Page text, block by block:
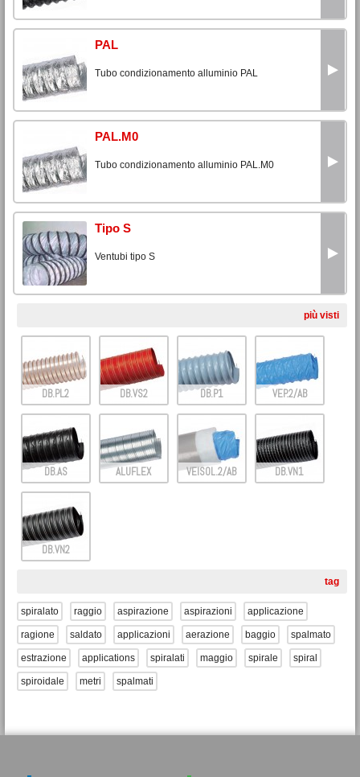
PAL
Tubo condizionamento alluminio PAL
PAL.M0
Tubo condizionamento alluminio PAL.M0
Tipo S
Ventubi tipo S
più visti
DB.PL2 DB.VS2 DB.P1 VEP.2/AB
DB.AS ALUFLEX VEISOL.2/AB DB.VN1
DB.VN2
tag
spiralato raggio aspirazione aspirazioni applicazione
ragione saldato applicazioni aerazione baggio spalmato
estrazione applications spiralati maggio spirale spiral
spiroidale metri spalmati